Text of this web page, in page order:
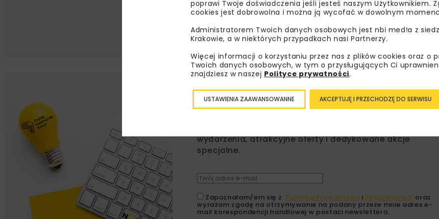
MINISTERSTWO KLIMATU I ŚRODOWISKA
MPK GNIEZNO NFOŚIGW ZEROEMISYJNY
Lubisz wiedzieć więcej?
wydarzenia, atrakcyjne oferty i dedykowane akcje
specjalne.
Zapoznałam/em się z Polityką Prywatności i Regulaminem oraz
wyrażam zgodę na otrzymywanie na podany przeze mnie adres e-
mail korespondencji handlowej w postaci newslettera.
poprawi Twoje doświadczenia jeśli jesteś naszym Użytkownikiem.
cookies jest dobrowolna i można ją wycofać w dowolnym
Administratorem Twoich danych osobowych jest nbi med!a z
Krakowie, a w niektórych przypadkach nasi Partnerzy.
Więcej informacji o korzystaniu przez nas z plików cookies oraz o
Twoich danych osobowych, w tym o przysługujących Ci
znajdziesz w naszej Polityce prywatności.
AKCEPTUJĘ I PRZECHODZĘ DO SERWISU
USTAWIENIA ZAAWANSOWANNE